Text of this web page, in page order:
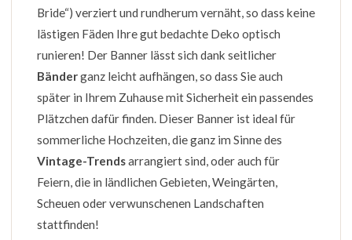
Bride“) verziert und rundherum vernäht, so dass keine
lästigen Fäden Ihre gut bedachte Deko optisch
runieren! Der Banner lässt sich dank seitlicher
Bänderganz leicht aufhängen, so dass Sie auch
später in Ihrem Zuhause mit Sicherheit ein passendes
Plätzchen dafür finden. Dieser Banner ist ideal für
sommerliche Hochzeiten, die ganz im Sinne des
Vintage-Trendsarrangiert sind, oder auch für
Feiern, die in ländlichen Gebieten, Weingärten,
Scheuen oder verwunschenen Landschaften
stattfinden!